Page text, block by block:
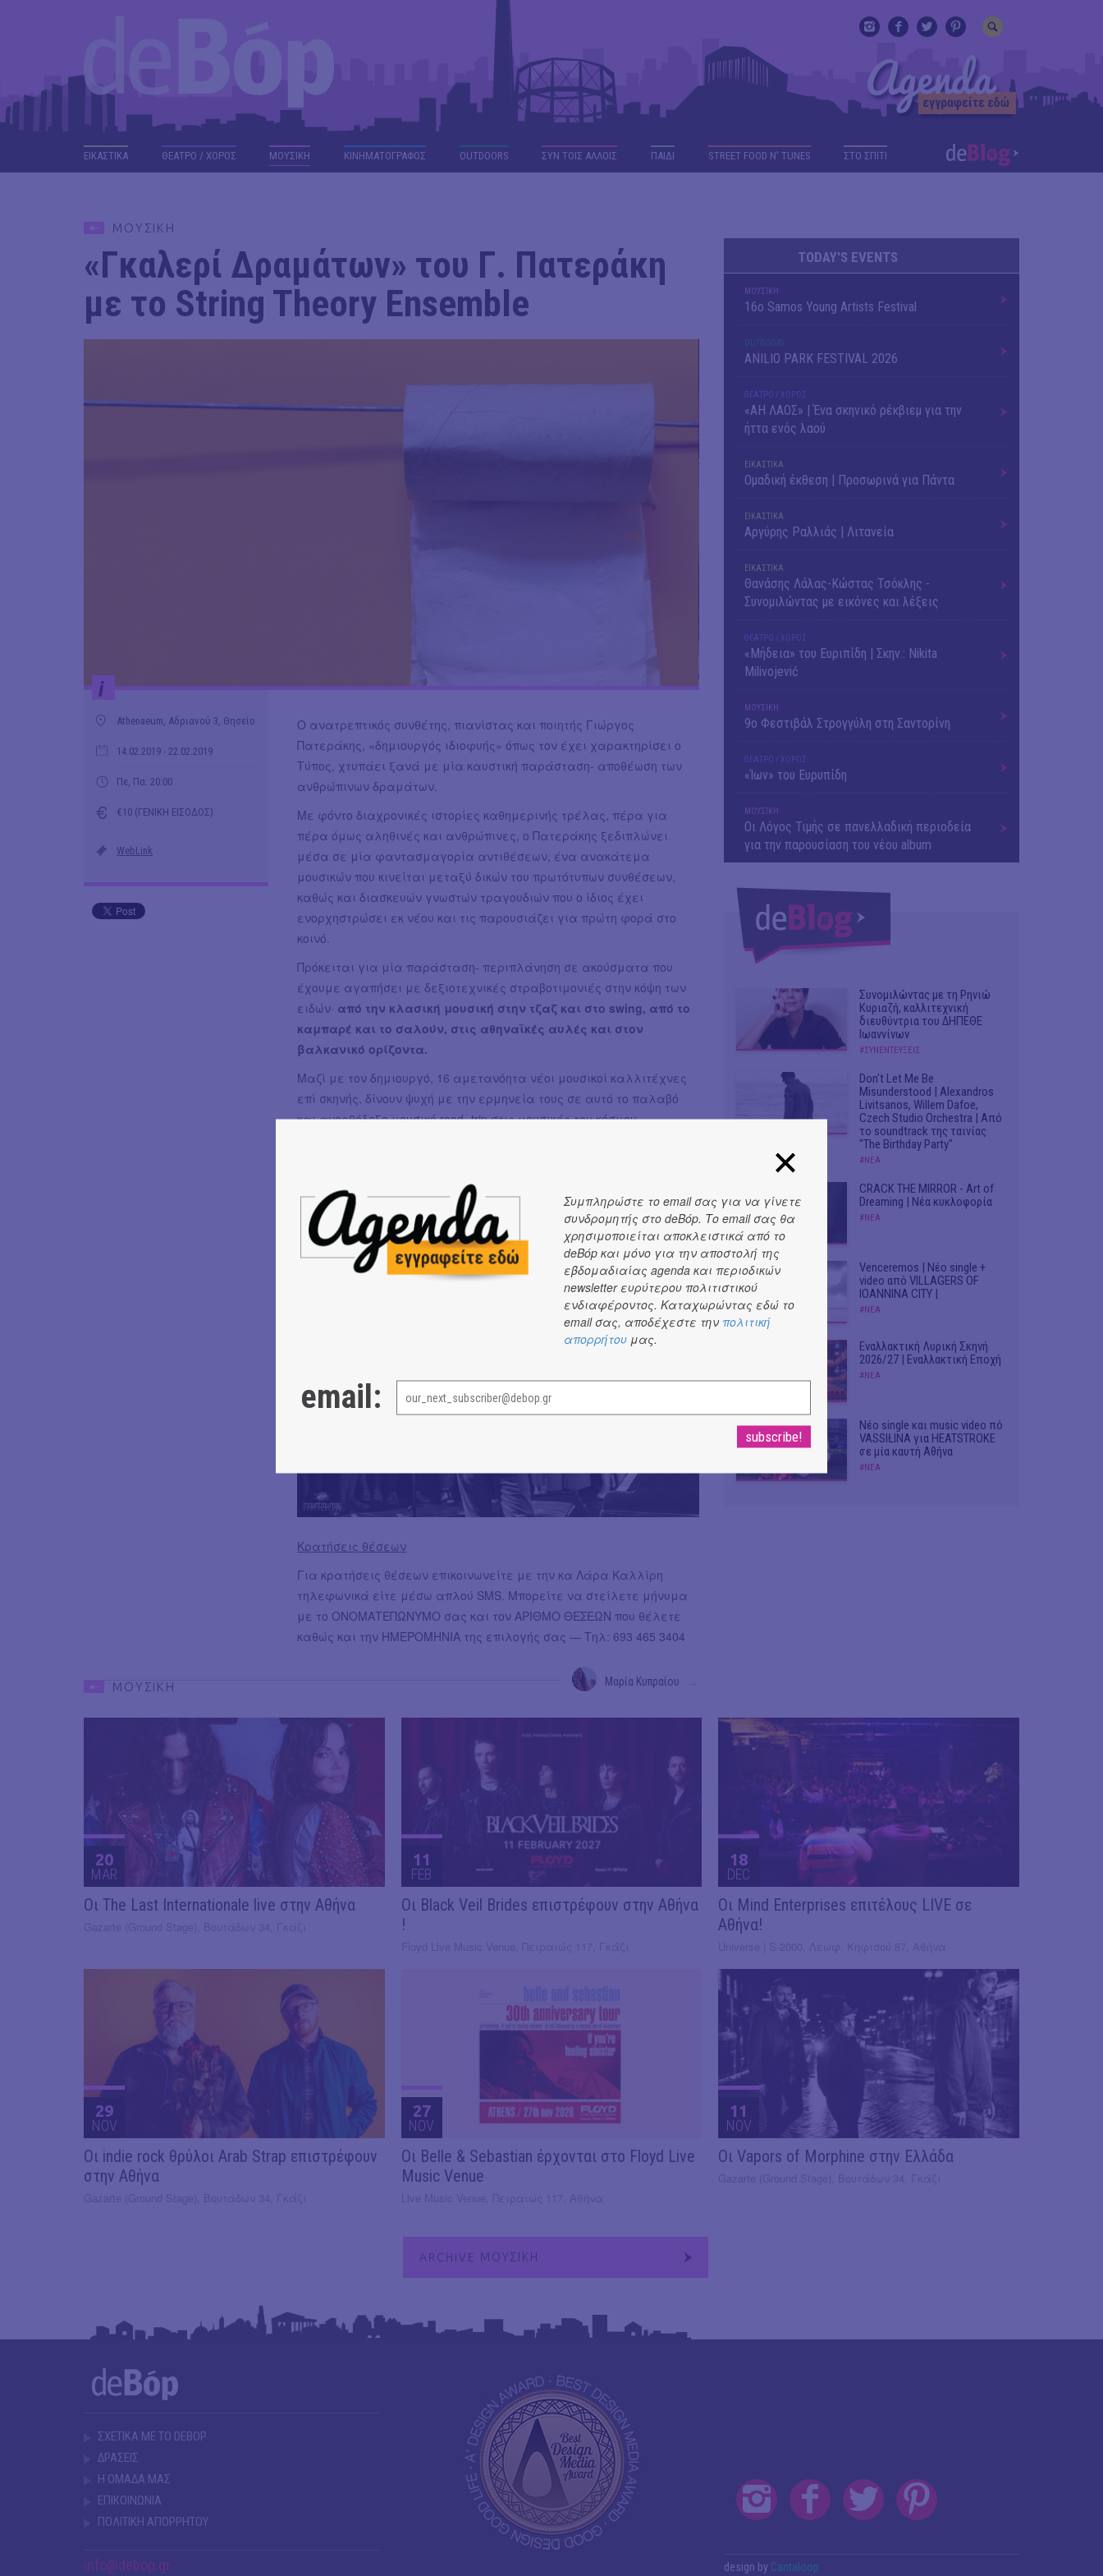
ΕΙΚΑΣΤΙΚΑ ΘΕΑΤΡΟ / ΧΟΡΟΣ ΜΟΥΣΙΚΗ ΚΙΝΗΜΑΤΟΓΡΑΦΟΣ OUTDΟORS ΣΥΝ ΤΟΙΣ ΑΛΛΟΙΣ ΠΑΙΔΙ STREET FOOD N' TUNES ΣΤΟ ΣΠΙΤΙ
ΜΟΥΣΙΚΗ
«Γκαλερί Δραμάτων» του Γ. Πατεράκη
με το String Theory Ensemble
i
Athenaeum, Αδριανού 3, Θησείο
14.02.2019 - 22.02.2019
Πε, Πα: 20:00
€10 (ΓΕΝΙΚΗ ΕΙΣΟΔΟΣ)
WebLink
Ο ανατρεπτικός συνθέτης, πιανίστας και ποιητής Γιώργος
Πατεράκης, «δημιουργός ιδιοφυής» όπως τον έχει χαρακτηρίσει ο
Τύπος, χτυπάει ξανά με μία καυστική παράσταση- αποθέωση των
ανθρώπινων δραμάτων.
Με φόντο διαχρονικές ιστορίες καθημερινής τρέλας, πέρα για
πέρα όμως αληθινές και ανθρώπινες, ο Πατεράκης ξεδιπλώνει
μέσα σε μία φαντασμαγορία αντιθέσεων, ένα ανακάτεμα
μουσικών που κινείται μεταξύ δικών του πρωτότυπων συνθέσεων,
καθώς και διασκευών γνωστών τραγουδιών που ο ίδιος έχει
ενορχηστρώσει εκ νέου και τις παρουσιάζει για πρώτη φορά στο
κοινό.
Πρόκειται για μία παράσταση- περιπλάνηση σε ακούσματα που
έχουμε αγαπήσει με δεξιοτεχνικές στραβοτιμονιές στην κόψη των
ειδών· από την κλασική μουσική στην τζαζ και στο swing, από το
καμπαρέ και το σαλούν, στις αθηναϊκές αυλές και στον
βαλκανικό ορίζοντα.
Μαζί με τον δημιουργό, 16 αμετανόητα νέοι μουσικοί καλλιτέχνες
επί σκηνής, δίνουν ψυχή με την ερμηνεία τους σε αυτό το παλαβό
και ανορθόδοξο μουσικό road- trip στις μουσικές του κόσμου.
Κυκλάδων, ενώ το μουσικό εγχείρημα συνολικά, προλογίζει την
επερχόμενη κυκλοφορία του νέου προσωπικού δίσκου του Γιώργου
Πατεράκη η οποία αναμένεται μέσα στη χρονιά.
Κρατήσεις θέσεων
Για κρατήσεις θέσεων επικοινωνείτε με την κα Λάρα Καλλίρη
τηλεφωνικά είτε μέσω απλού SMS. Μπορείτε να στείλετε μήνυμα
με το ΟΝΟΜΑΤΕΠΩΝΥΜΟ σας και τον ΑΡΙΘΜΟ ΘΕΣΕΩΝ που θέλετε
καθώς και την ΗΜΕΡΟΜΗΝΙΑ της επιλογής σας — Τηλ: 693 465 3404
Μαρία Κυπραίου
TODAY'S EVENTS
ΜΟΥΣΙΚΗ
16o Samos Young Artists Festival
OUTDΟORS
ANILIO PARK FESTIVAL 2026
ΘΕΑΤΡΟ / ΧΟΡΟΣ
«ΑΗ ΛΑΟΣ» | Ένα σκηνικό ρέκβιεμ για την
ήττα ενός λαού
ΕΙΚΑΣΤΙΚΑ
Ομαδική έκθεση | Προσωρινά για Πάντα
ΕΙΚΑΣΤΙΚΑ
Αργύρης Ραλλιάς | Λιτανεία
ΕΙΚΑΣΤΙΚΑ
Θανάσης Λάλας-Κώστας Τσόκλης -
Συνομιλώντας με εικόνες και λέξεις
ΘΕΑΤΡΟ / ΧΟΡΟΣ
«Μήδεια» του Ευριπίδη | Σκην.: Nikita
Milivojević
ΜΟΥΣΙΚΗ
9o Φεστιβάλ Στρογγύλη στη Σαντορίνη
ΘΕΑΤΡΟ / ΧΟΡΟΣ
«Ίων» του Ευρυπίδη
ΜΟΥΣΙΚΗ
Οι Λόγος Τιμής σε πανελλαδική περιοδεία
για την παρουσίαση του νέου album
Συνομιλώντας με τη Ρηνιώ
Κυριαζή, καλλιτεχνική
διευθύντρια του ΔΗΠΕΘΕ
Ιωαννίνων
#ΣΥΝΕΝΤΕΥΞΕΙΣ
Don't Let Me Be
Misunderstood | Alexandros
Livitsanos, Willem Dafoe,
Czech Studio Orchestra | Από
το soundtrack της ταινίας
"The Birthday Party"
#ΝΕΑ
CRACK THE MIRROR - Art of
Dreaming | Νέα κυκλοφορία
#ΝΕΑ
Venceremos | Νέο single +
video από VILLAGERS OF
IOANNINA CITY |
#ΝΕΑ
Εναλλακτική Λυρική Σκηνή
2026/27 | Εναλλακτική Εποχή
#ΝΕΑ
Νέο single και music video πό
VASSIŁINA για HEATSTROKE
σε μία καυτή Αθήνα
#ΝΕΑ
ΜΟΥΣΙΚΗ
20
MAR
Οι The Last Internationale live στην Αθήνα
11
FEB
Οι Black Veil Brides επιστρέφουν στην Αθήνα
!
18
DEC
Οι Mind Enterprises επιτέλους LIVE σε
Αθήνα!
29
NOV
Οι indie rock θρύλοι Arab Strap επιστρέφουν
στην Αθήνα
27
NOV
Οι Belle & Sebastian έρχονται στο Floyd Live
Music Venue
11
NOV
Οι Vapors of Morphine στην Ελλάδα
ARCHIVE ΜΟΥΣΙΚΗ
ΣΧΕΤΙΚΑ ΜΕ ΤΟ DEBOP
ΔΡΑΣΕΙΣ
Η ΟΜΑΔΑ ΜΑΣ
ΕΠΙΚΟΙΝΩΝΙΑ
ΠΟΛΙΤΙΚΗ ΑΠΟΡΡΗΤΟΥ
info@debop.gr design by Cantaloop
Συμπληρώστε το email σας για να γίνετε
συνδρομητής στο deBόp. Το email σας θα
χρησιμοποιείται αποκλειστικά από το
deBόp και μόνο για την αποστολή της
εβδομαδιαίας agenda και περιοδικών
newsletter ευρύτερου πολιτιστικού
ενδιαφέροντος. Καταχωρώντας εδώ το
email σας, αποδέχεστε την πολιτική
απορρήτου μας.
email: